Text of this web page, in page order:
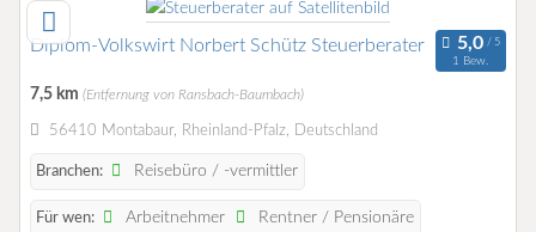
Diplom-Volkswirt Norbert Schütz Steuerberater
1 Bew.
7,5 km (Entfernung von Ransbach-Baumbach)
56410 Montabaur, Rheinland-Pfalz, Deutschland
Branchen: Reisebüro / -vermittler
Für wen: Arbeitnehmer Rentner / Pensionäre